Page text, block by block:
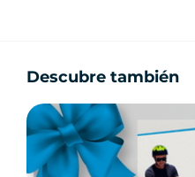
Descubre también